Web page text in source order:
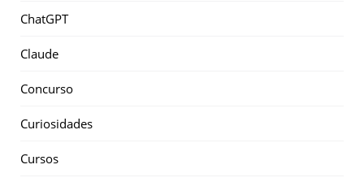
ChatGPT
Claude
Concurso
Curiosidades
Cursos